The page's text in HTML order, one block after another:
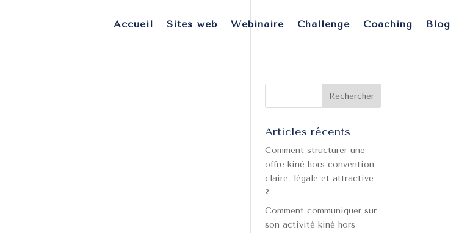
Accueil Sites web Webinaire Challenge Coaching Blog
Articles récents
Comment structurer une
offre kiné hors convention
claire, légale et attractive
?
Comment communiquer sur
son activité kiné hors